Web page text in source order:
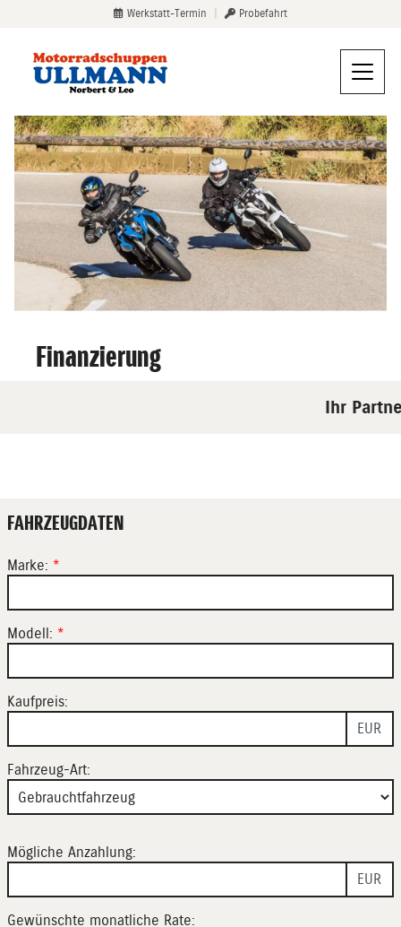
Werkstatt-Termin Probefahrt
Finanzierung
Ihr
FAHRZEUGDATEN
Marke: *
Modell: *
Kaufpreis:
EUR
Fahrzeug-Art:
Mögliche Anzahlung:
EUR
Gewünschte monatliche Rate: